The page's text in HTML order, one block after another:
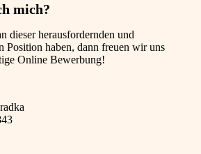
mich?
dieser herausfordernden und
Position haben, dann freuen wir uns
Online Bewerbung!